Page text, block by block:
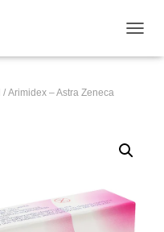
/ Arimidex – Astra Zeneca